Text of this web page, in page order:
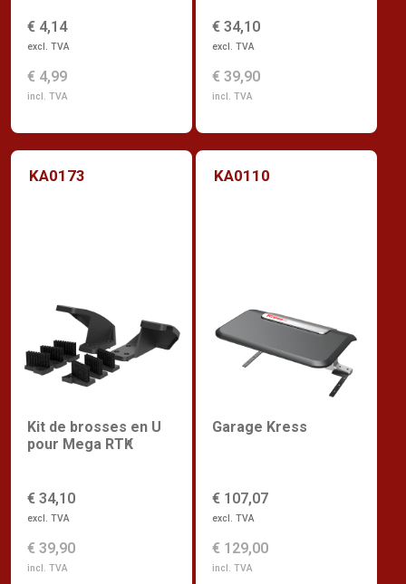
€ 4,14
excl. TVA
€ 4,99
incl. TVA
€ 34,10
excl. TVA
€ 39,90
incl. TVA
KA0173
Kit de brosses en U
pour Mega RTK
n
€ 34,10
excl. TVA
€ 39,90
incl. TVA
KA0110
Garage Kress
€ 107,07
excl. TVA
€ 129,00
incl. TVA